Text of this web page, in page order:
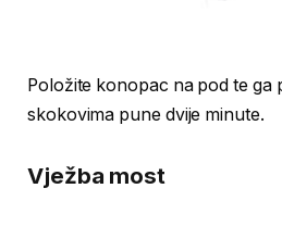
Položite konopac na pod te ga
skokovima pune dvije minute.
Vježba most